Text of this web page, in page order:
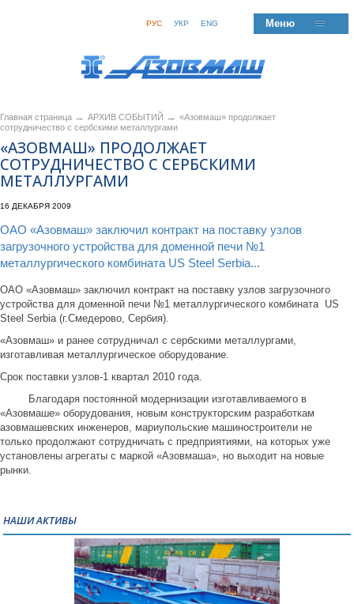
РУС УКР ENG Меню
Главная страница → АРХИВ СОБЫТИЙ → «Азовмаш» продолжает
сотрудничество с сербскими металлургами
«АЗОВМАШ» ПРОДОЛЖАЕТ
СОТРУДНИЧЕСТВО С СЕРБСКИМИ
МЕТАЛЛУРГАМИ
16 ДЕКАБРЯ 2009
ОАО «Азовмаш» заключил контракт на поставку узлов
загрузочного устройства для доменной печи №1
металлургического комбината US Steel Serbia...
ОАО «Азовмаш» заключил контракт на поставку узлов загрузочного
устройства для доменной печи №1 металлургического комбината US
Steel Serbia (г.Смедерово, Сербия).
«Азовмаш» и ранее сотрудничал с сербскими металлургами,
изготавливая металлургическое оборудование.
Срок поставки узлов-1 квартал 2010 года.
Благодаря постоянной модернизации изготавливаемого в
«Азовмаше» оборудования, новым конструкторским разработкам
азовмашевских инженеров, мариупольские машиностроители не
только продолжают сотрудничать с предприятиями, на которых уже
установлены агрегаты с маркой «Азовмаша», но выходит на новые
рынки.
НАШИ АКТИВЫ